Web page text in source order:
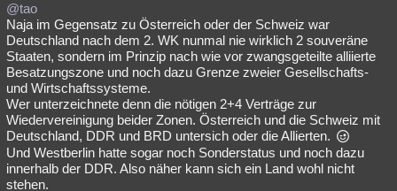
@tao
Naja im Gegensatz zu Österreich oder der Schweiz war
Deutschland nach dem 2. WK nunmal nie wirklich 2 souveräne
Staaten, sondern im Prinzip nach wie vor zwangsgeteilte alliierte
Besatzungszone und noch dazu Grenze zweier Gesellschafts-
und Wirtschaftssysteme.
Wer unterzeichnete denn die nötigen 2+4 Verträge zur
Wiedervereinigung beider Zonen. Österreich und die Schweiz mit
Deutschland, DDR und BRD untersich oder die Allierten.
Und Westberlin hatte sogar noch Sonderstatus und noch dazu
innerhalb der DDR. Also näher kann sich ein Land wohl nicht
stehen.